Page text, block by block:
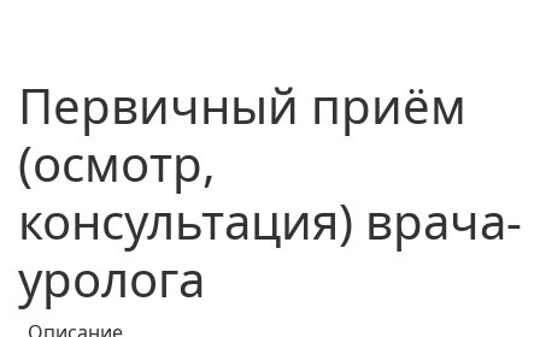
Первичный приём
(осмотр,
консультация) врача-
уролога